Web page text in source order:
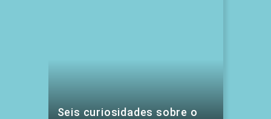
Seis curiosidades sobre o